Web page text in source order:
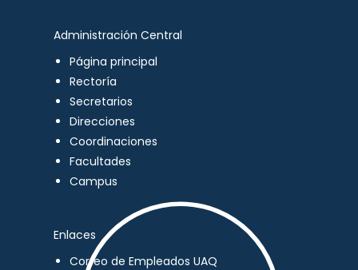
Administración Central
Página principal
Rectoría
Secretarios
Direcciones
Coordinaciones
Facultades
Campus
Enlaces
Correo de Empleados UAQ